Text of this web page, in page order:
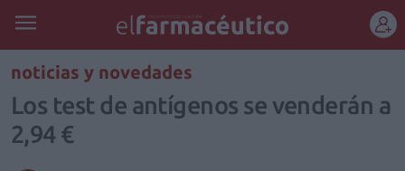
REGÍSTRATE
noticias y novedades
Los test de antígenos se venderán a
2,94 €